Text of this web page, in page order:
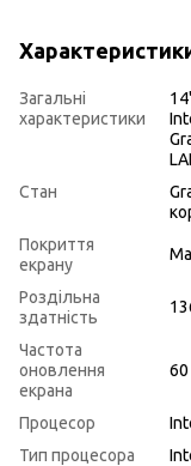
Загальні
характеристики
Стан
Покриття
екрану
Роздільна
здатність
Частота
оновлення
екрана
60
Процесор
Тип процесора